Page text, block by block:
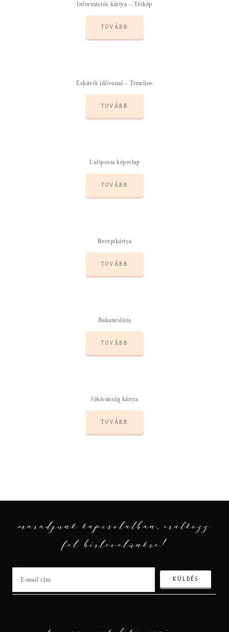
Információs kártya – Térkép
TOVÁBB
Esküvői idővonal – Timeline
TOVÁBB
Lufiposta képeslap
TOVÁBB
Receptkártya
TOVÁBB
Bakancslista
TOVÁBB
Jókívánság kártya
TOVÁBB
maradjunk kapcsolatban, iratkozz
fel hírlevelünkre!